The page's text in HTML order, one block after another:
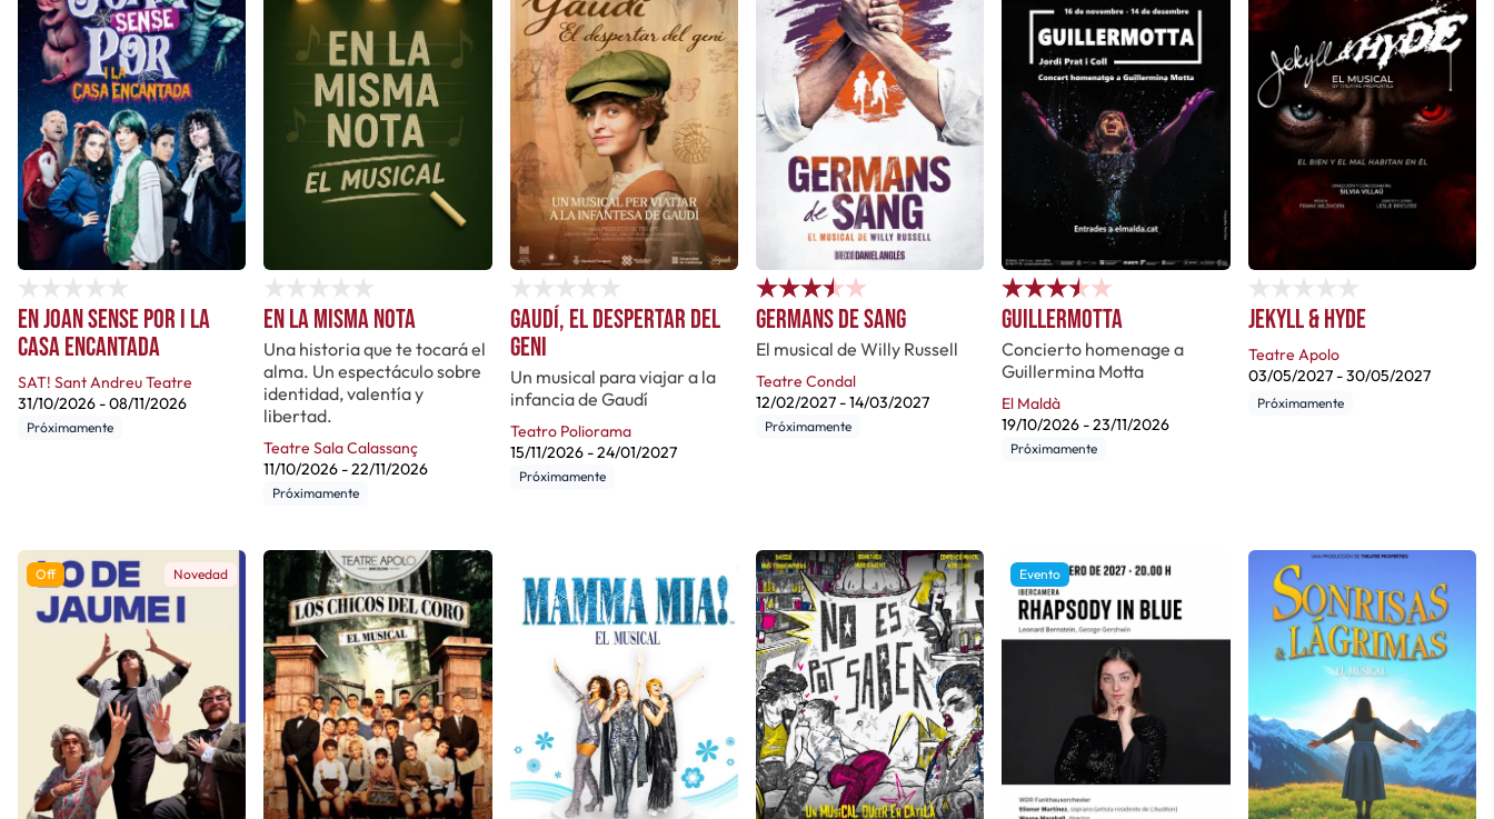
En Joan sense por i la
casa encantada
SAT! Sant Andreu Teatre
31/10/2026 -08/11/2026
Próximamente
En la misma nota
Una historia que te tocará el
alma. Un espectáculo sobre
identidad, valentía y
libertad.
Teatre Sala Calassanç
11/10/2026 -22/11/2026
Próximamente
Gaudí, el despertar del
geni
Un musical para viajar a la
infancia de Gaudí
Teatro Poliorama
15/11/2026-24/01/2027
Próximamente
Germans de sang
El musical de Willy Russell
Teatre Condal
12/02/2027-14/03/2027
Próximamente
Guillermotta
Concierto homenage a
Guillermina Motta
El Maldà
19/10/2026 -23/11/2026
Próximamente
Jekyll & Hyde
Teatre Apolo
03/05/2027-30/05/2027
Próximamente
Novedad
Off Evento